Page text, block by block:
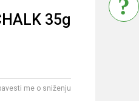
35g
me o sniženju